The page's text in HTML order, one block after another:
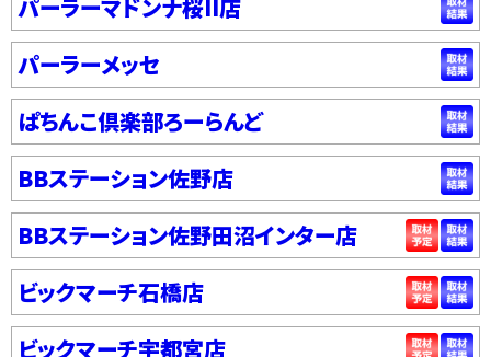
パーラーマドンナ桜II店
パーラーメッセ
ぱちんこ倶楽部ろーらんど
BBステーション佐野店
BBステーション佐野田沼インター店
ビックマーチ石橋店
ビックマーチ宇都宮店